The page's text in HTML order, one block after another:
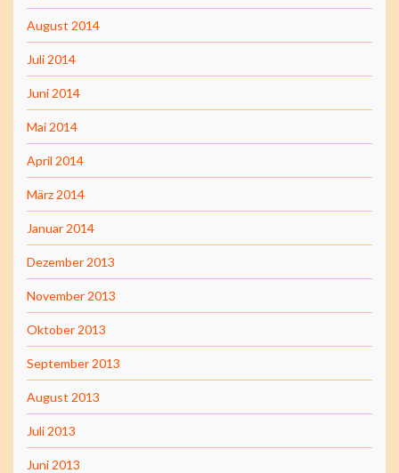
August 2014
Juli 2014
Juni 2014
Mai 2014
April 2014
März 2014
Januar 2014
Dezember 2013
November 2013
Oktober 2013
September 2013
August 2013
Juli 2013
Juni 2013